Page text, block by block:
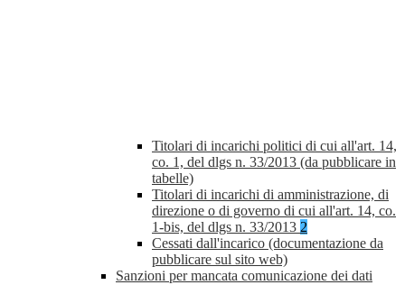
Titolari di incarichi politici di cui all'art. 14,
co. 1, del dlgs n. 33/2013 (da pubblicare in
tabelle)
Titolari di incarichi di amministrazione, di
direzione o di governo di cui all'art. 14, co.
1-bis, del dlgs n. 33/2013 2
Cessati dall'incarico (documentazione da
pubblicare sul sito web)
Sanzioni per mancata comunicazione dei dati